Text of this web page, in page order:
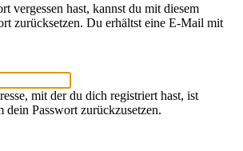
vergessen hast, kannst du mit diesem
zurücksetzen. Du erhältst eine E-Mail mit
mit der du dich registriert hast, ist
dein Passwort zurückzusetzen.